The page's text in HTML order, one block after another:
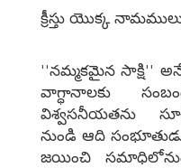
క్రీస్తు యొక్క
''నమ్మకమైన సాక్షి''
వాగ్ధానాలకు
విశ్వసనీయతను
నుండి ఆది
జయించి